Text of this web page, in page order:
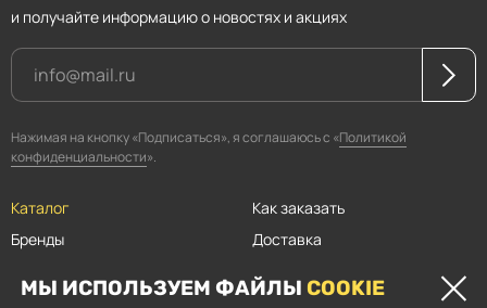
МЫ ИСПОЛЬЗУЕМ ФАЙЛЫ COOKIE
Каталог
Бренды
Прайсы
Как заказать
Доставка
Оплата
Скидки
и получайте информацию о новостях и акциях
Нажимая на кнопку «Подписаться», я соглашаюсь с «Политикой
конфиденциальности».